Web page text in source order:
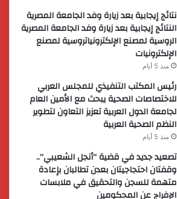
نتائج إيجابية بعد زيارة وفد الجامعة المصرية
النتائج إيجابية بعد زيارة وفد الجامعة المصرية
الروسية لمصنع الإلكترونياتروسية لمصنع
الإلكترونيات
منذ 5 أيام
رئيس المكتب التنفيذي للمجلس العربي
للاختصاصات الصحية يبحث مع الأمين العام
لجامعة الدول العربية تعزيز التعاون لتطوير
النظم الصحية العربية
منذ 5 أيام
تصعيد جديد في قضية “أنجل الشعيبي”..
وقفتان احتجاجيتان بعدن تطالبان بإعادة
متهمة للسجن والتحقيق في ملابسات
الإفراج عن المحكومين